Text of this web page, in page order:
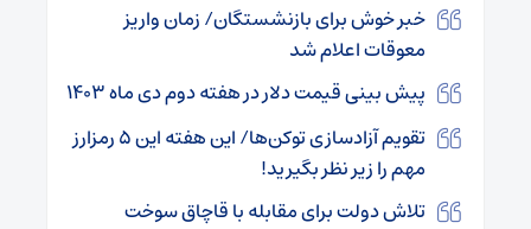
خبر خوش برای بازنشستگان/ زمان واریز
معوقات اعلام شد
پیش‌ بینی قیمت دلار در هفته دوم دی ماه ۱۴۰۳
تقویم آزادسازی توکن‌ها/ این هفته این ۵ رمزارز
مهم را زیر نظر بگیرید!
تلاش دولت برای مقابله با قاچاق سوخت